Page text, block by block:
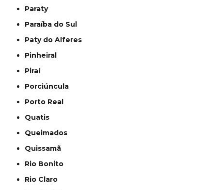
Paraty
Paraíba do Sul
Paty do Alferes
Pinheiral
Piraí
Porciúncula
Porto Real
Quatis
Queimados
Quissamã
Rio Bonito
Rio Claro